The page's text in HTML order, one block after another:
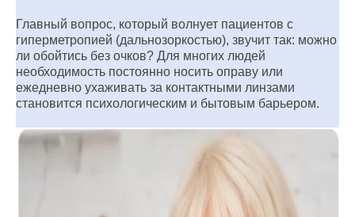
Главный вопрос, который волнует пациентов с
гиперметропией (дальнозоркостью), звучит так: можно
ли обойтись без очков? Для многих людей
необходимость постоянно носить оправу или
ежедневно ухаживать за контактными линзами
становится психологическим и бытовым барьером.